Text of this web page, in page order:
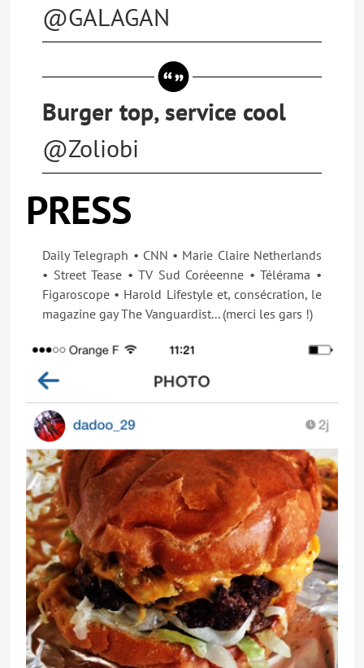
@GALAGAN
Burger top, service cool
@Zoliobi
PRESS
Daily Telegraph • CNN • Marie Claire Netherlands
• Street Tease • TV Sud Coréeenne • Télérama •
Figaroscope • Harold Lifestyle et, consécration, le
magazine gay The Vanguardist... (merci les gars !)